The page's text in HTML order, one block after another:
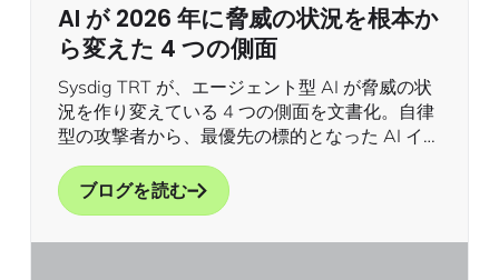
AI が 2026 年に脅威の状況を根本か
ら変えた 4 つの側面
Sysdig TRT が、エージェント型 AI が脅威の状
況を作り変えている 4 つの側面を文書化。自律
型の攻撃者から、最優先の標的となった AI イン
フラまで。
ブログを読む